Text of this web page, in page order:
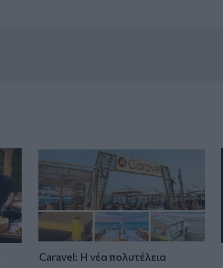
Caravel: Η νέα πολυτέλεια